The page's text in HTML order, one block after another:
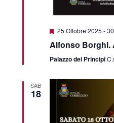
Featured
25 Ottobre 2025 -
Alfonso Borghi.
Palazzo dei Principi
SAB
18